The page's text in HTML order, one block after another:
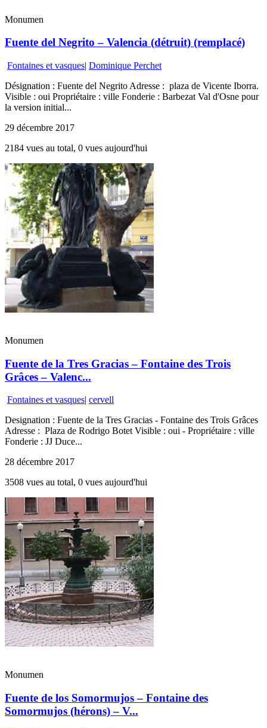
Monumen
Fuente del Negrito – Valencia (détruit) (remplacé)
Fontaines et vasques| Dominique Perchet
Désignation : Fuente del Negrito Adresse : plaza de Vicente Iborra.
Visible : oui Propriétaire : ville Fonderie : Barbezat Val d'Osne pour
la version initial...
29 décembre 2017
2184 vues au total, 0 vues aujourd'hui
Monumen
Fuente de la Tres Gracias – Fontaine des Trois
Grâces – Valenc...
Fontaines et vasques| cervell
Designation : Fuente de la Tres Gracias - Fontaine des Trois Grâces
Adresse : Plaza de Rodrigo Botet Visible : oui - Propriétaire : ville
Fonderie : JJ Duce...
28 décembre 2017
3508 vues au total, 0 vues aujourd'hui
Monumen
Fuente de los Somormujos – Fontaine des
Somormujos (hérons) – V...